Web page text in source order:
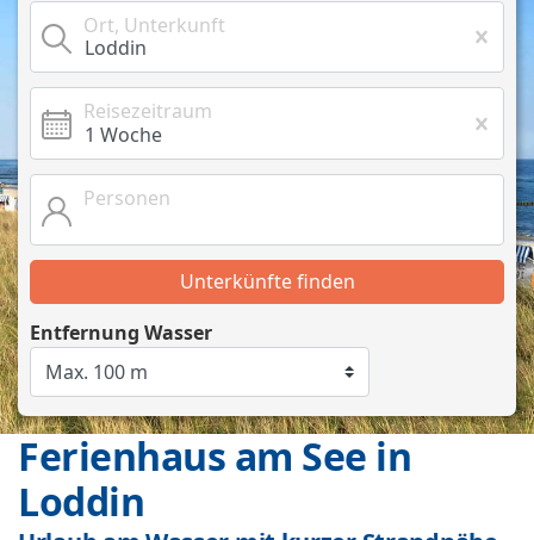
Ort, Unterkunft
Reisezeitraum
Personen
Unterkünfte finden
Entfernung Wasser
Ferienhaus am See in
Loddin